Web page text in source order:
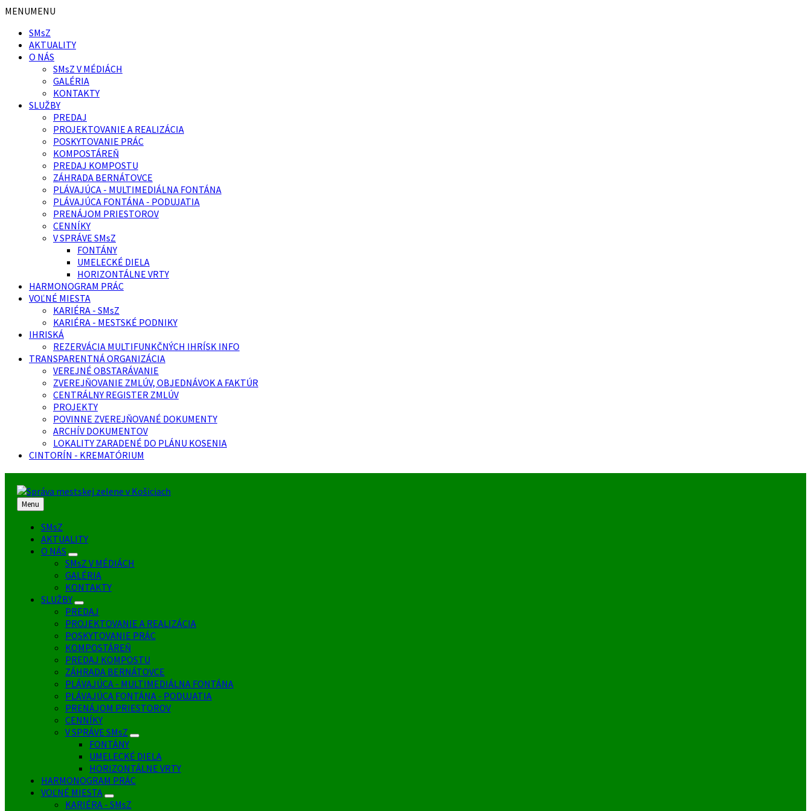
Preskočiť
obsah
Preskočiť
pätičku
MENUMENU
SMsZ
AKTUALITY
O NÁS
SMsZ V MÉDIÁCH
GALÉRIA
KONTAKTY
SLUŽBY
PREDAJ
PROJEKTOVANIE A REALIZÁCIA
POSKYTOVANIE PRÁC
KOMPOSTÁREŇ
PREDAJ KOMPOSTU
ZÁHRADA BERNÁTOVCE
PLÁVAJÚCA - MULTIMEDIÁLNA FONTÁNA
PLÁVAJÚCA FONTÁNA - PODUJATIA
PRENÁJOM PRIESTOROV
CENNÍKY
V SPRÁVE SMsZ
FONTÁNY
UMELECKÉ DIELA
HORIZONTÁLNE VRTY
HARMONOGRAM PRÁC
VOĽNÉ MIESTA
KARIÉRA - SMsZ
KARIÉRA - MESTSKÉ PODNIKY
IHRISKÁ
REZERVÁCIA MULTIFUNKČNÝCH IHRÍSK INFO
TRANSPARENTNÁ ORGANIZÁCIA
VEREJNÉ OBSTARÁVANIE
ZVEREJŇOVANIE ZMLÚV, OBJEDNÁVOK A FAKTÚR
CENTRÁLNY REGISTER ZMLÚV
PROJEKTY
POVINNE ZVEREJŇOVANÉ DOKUMENTY
ARCHÍV DOKUMENTOV
LOKALITY ZARADENÉ DO PLÁNU KOSENIA
CINTORÍN - KREMATÓRIUM
Menu
SMsZ
AKTUALITY
O NÁS
SMsZ V MÉDIÁCH
GALÉRIA
KONTAKTY
SLUŽBY
PREDAJ
PROJEKTOVANIE A REALIZÁCIA
POSKYTOVANIE PRÁC
KOMPOSTÁREŇ
PREDAJ KOMPOSTU
ZÁHRADA BERNÁTOVCE
PLÁVAJÚCA - MULTIMEDIÁLNA FONTÁNA
PLÁVAJÚCA FONTÁNA - PODUJATIA
PRENÁJOM PRIESTOROV
CENNÍKY
V SPRÁVE SMsZ
FONTÁNY
UMELECKÉ DIELA
HORIZONTÁLNE VRTY
HARMONOGRAM PRÁC
VOĽNÉ MIESTA
KARIÉRA - SMsZ